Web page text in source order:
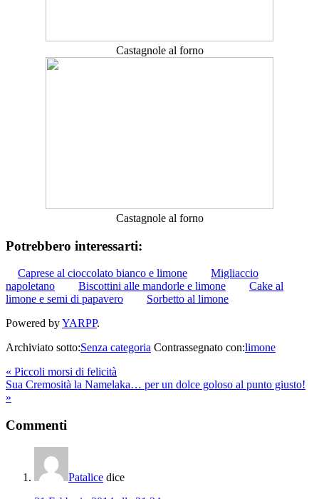
Castagnole al forno
Castagnole al forno
Potrebbero interessarti:
Caprese al cioccolato bianco e limone
Migliaccio
napoletano
Biscottini alle mandorle e limone
Cake al
limone e semi di papavero
Sorbetto al limone
Powered byYARPP.
Archiviato sotto:Senza categoria Contrassegnato con:limone
« Piccoli morsi di felicità
Sua Cremosità la Namelaka… per un dolce goloso al punto giusto!
»
Commenti
Patalice dice